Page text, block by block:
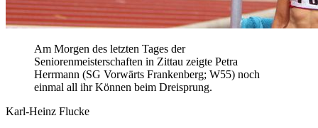
Am Morgen des letzten Tages der
Seniorenmeisterschaften in Zittau zeigte Petra
Herrmann (SG Vorwärts Frankenberg; W55) noch
einmal all ihr Können beim Dreisprung.
Karl-Heinz Flucke